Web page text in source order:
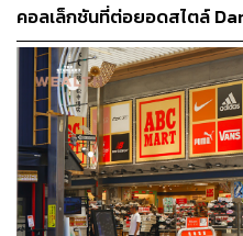
เพื่อ “แนะนำออนไลน์สโตร์ใ
เป็นการทดลองซื้อ หรือสร้าง
เข้าถึงได้ง่าย”
คอลเล็กชันที่ต่อยอดสไตล์